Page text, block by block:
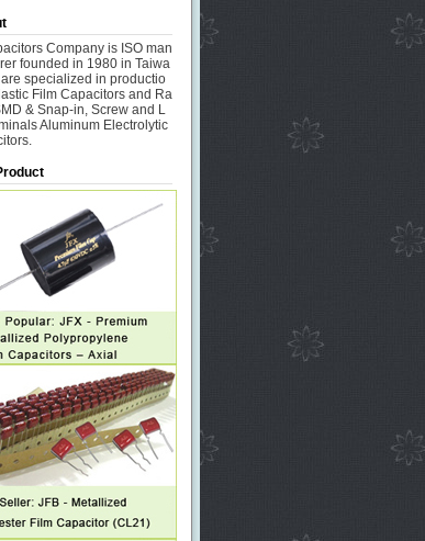
Company is ISO man
founded in 1980 in Taiwa
specialized in productio
Film Capacitors and Ra
& Snap-in, Screw and L
Aluminum Electrolytic